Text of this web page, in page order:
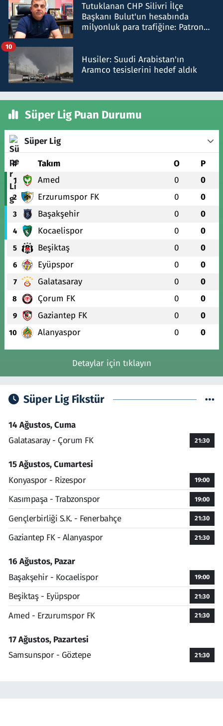
Tutuklanan CHP Silivri İlçe
Başkanı Bulut'un hesabında
milyonluk para trafiğine: Patron
Husiler: Suudi Arabistan'ın
Aramco tesislerini hedef aldık
10
Süper Lig Puan Durumu
Süper Lig
# Takım O P
1 Amed 0 0
2 Erzurumspor FK 0 0
3 Başakşehir 0 0
4 Kocaelispor 0 0
5 Beşiktaş 0 0
6 Eyüpspor 0 0
7 Galatasaray 0 0
8 Çorum FK 0 0
9 Gaziantep FK 0 0
10 Alanyaspor 0 0
Detaylar için tıklayın
Süper Lig Fikstür
14 Ağustos, Cuma
Galatasaray - Çorum FK
21:30
15 Ağustos, Cumartesi
Konyaspor - Rizespor
19:00
Kasımpaşa - Trabzonspor 19:00
Gençlerbirliği S.K. - Fenerbahçe 21:30
Gaziantep FK - Alanyaspor 21:30
16 Ağustos, Pazar
Başakşehir - Kocaelispor
19:00
Beşiktaş - Eyüpspor 21:30
Amed - Erzurumspor FK 21:30
17 Ağustos, Pazartesi
Samsunspor - Göztepe
21:30